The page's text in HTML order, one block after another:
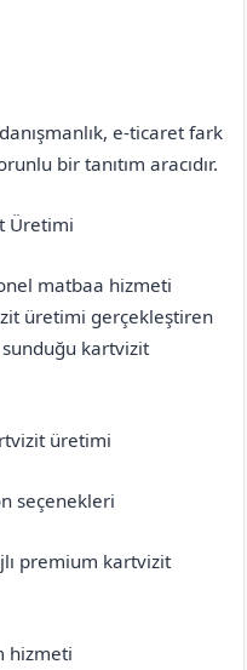
e-ticaret fark
bir tanıtım aracıdır.
Üretimi
matbaa hizmeti
üretimi gerçekleştiren
kartvizit
üretimi
seçenekleri
premium kartvizit
hizmeti